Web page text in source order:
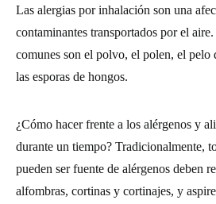
Las alergias por inhalación son una
contaminantes transportados por el
comunes son el polvo, el polen, el pelo
las esporas de hongos.
¿Cómo hacer frente a los alérgenos y
durante un tiempo? Tradicionalmente,
pueden ser fuente de alérgenos deben
alfombras, cortinas y cortinajes, y